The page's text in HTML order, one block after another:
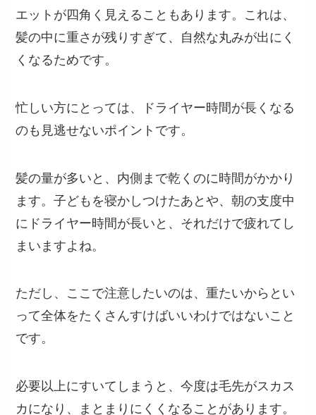
エットが四角く見えることもあります。これは、
髪の中に重さが残りすぎて、自然な丸みが出にく
くなるためです。
忙しい方にとっては、ドライヤー時間が長くなる
のも見逃せないポイントです。
髪の量が多いと、内側まで乾くのに時間がかかり
ます。子どもを寝かしつけたあとや、朝の支度中
にドライヤー時間が長いと、それだけで疲れてし
まいますよね。
ただし、ここで注意したいのは、重たいからとい
って全体をたくさんすけばいいわけではないこと
です。
必要以上にすいてしまうと、今度は毛先がスカス
カになり、まとまりにくくなることがあります。